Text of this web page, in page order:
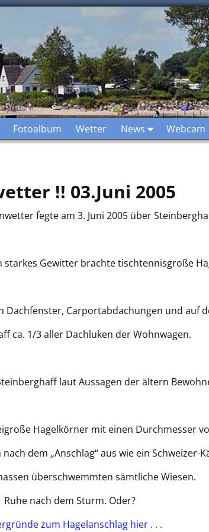
Fotoalbum Wetter News Webcam
!! 03.Juni 2005
fegte am 3. Juni 2005 über
starkes Gewitter brachte tischtennisgroße
Dachfenster, Carportabdachungen und auf
ca. 1/3 aller Dachluken der Wohnwagen.
laut Aussagen der ältern
Hagelkörner mit einen Durchmesser
dem „Anschlag“ aus wie ein Schweizer-
überschwemmten sämtliche Wiesen.
Ruhe nach dem Sturm. Oder?
zum Hagelanschlag hier . . .